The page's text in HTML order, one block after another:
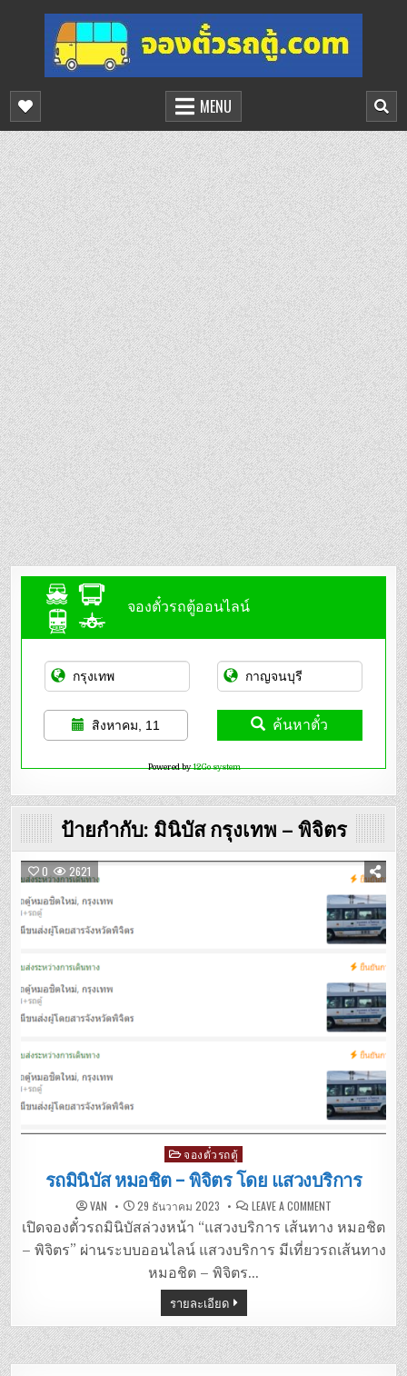
content
จองตั๋วรถตู้ออนไลน์
บริการจองตั๋วรถตู้ออนไลน์
MENU
จองตั๋วรถตู้ออนไลน์
สิงหาคม, 11 ค้นหาตั๋ว
Powered by12Go system
ป้ายกำกับ: มินิบัส กรุงเทพ – พิจิตร
0 2621
Posted
in
จองตั๋วรถตู้
รถมินิบัส หมอชิต – พิจิตร โดย แสวงบริการ
VAN 29 ธันวาคม 2023 LEAVE A COMMENTON
มิ
นิ
บัส
หมอชิต
เปิดจองตั๋วรถมินิบัสล่วงหน้า “แสวงบริการ เส้นทาง หมอชิต
– พิจิตร” ผ่านระบบออนไลน์ แสวงบริการ มีเที่ยวรถเส้นทาง
หมอชิต – พิจิตร…
รายละเอียด